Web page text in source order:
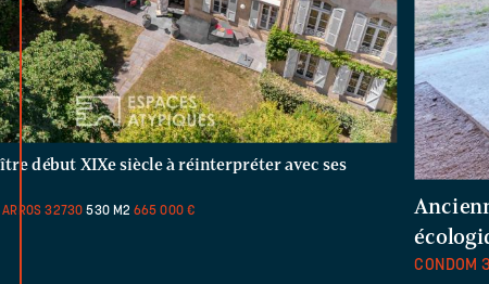
début XIXe siècle à réinterpréter avec ses
ARROS32730 530 M2 665 000 €
CONDOM